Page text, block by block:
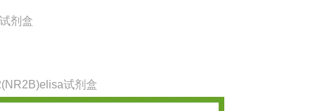
剂盒
试剂盒